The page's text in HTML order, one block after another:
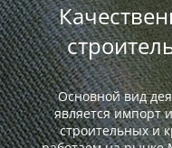
Основной вид
является импорт
строительных и